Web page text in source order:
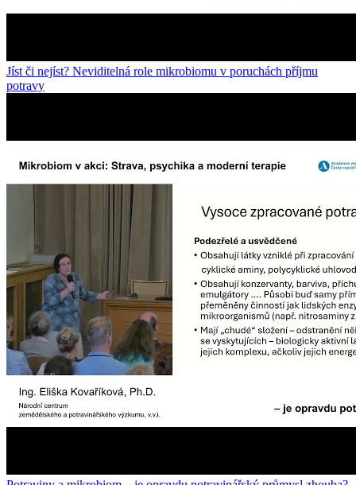
Jíst či nejíst? Neviditelná role mikrobiomu v poruchách příjmu
potravy